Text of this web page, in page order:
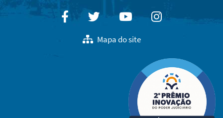
FacebookTwitterYoutubeInstagram
Mapa do site